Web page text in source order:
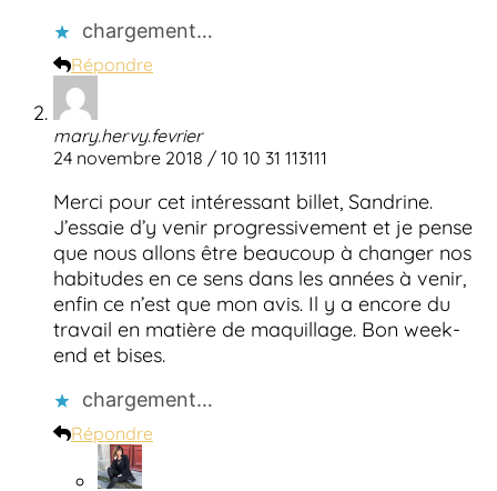
chargement…
Répondre
mary.hervy.fevrier
24 novembre 2018 / 10 10 31 113111
Merci pour cet intéressant billet, Sandrine.
J’essaie d’y venir progressivement et je pense
que nous allons être beaucoup à changer nos
habitudes en ce sens dans les années à venir,
enfin ce n’est que mon avis. Il y a encore du
travail en matière de maquillage. Bon week-
end et bises.
chargement…
Répondre